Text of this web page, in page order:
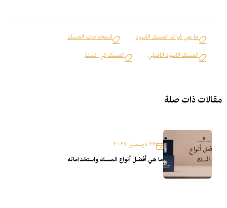
ما هي فوائد المسك الاسود
استخدامات المسك
المسك الاسود الاصلي
المسك في السنة
مقالات ذات صلة
٢٣ ديسمبر ٢٠٢٤
ما هي أفضل أنواع المسك واستخداماته